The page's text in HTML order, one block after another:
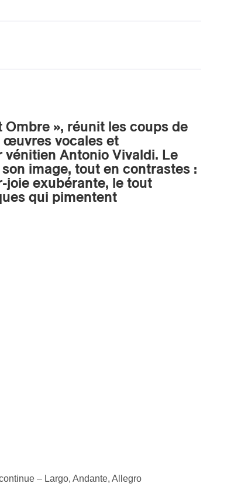
Ombre », réunit les coups de
œuvres vocales et
Antonio Vivaldi. Le
image, tout en contrastes :
joie exubérante, le tout
qui pimentent
– Largo, Andante, Allegro